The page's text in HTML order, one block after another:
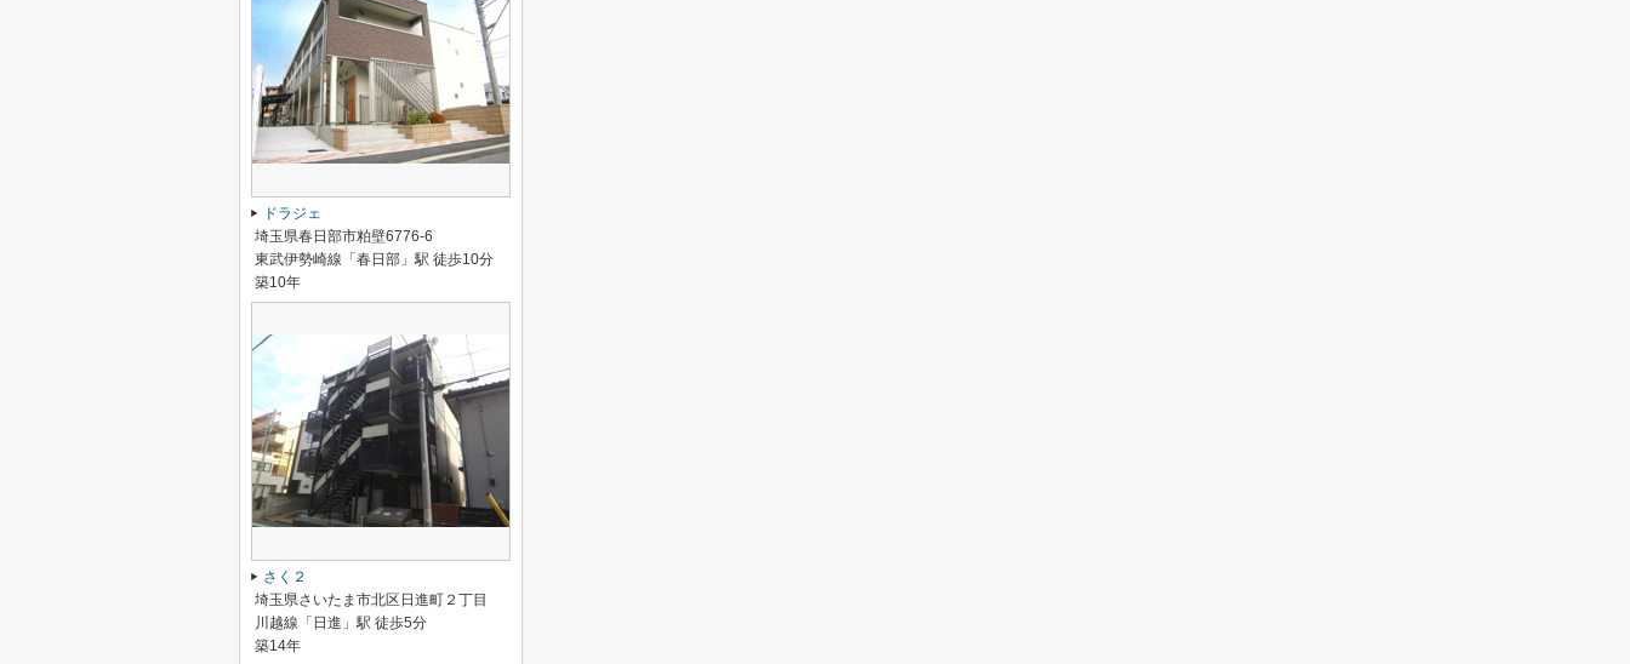
ドラジェ
埼玉県春日部市粕壁6776-6
東武伊勢崎線「春日部」駅 徒歩10分
築10年
さく２
埼玉県さいたま市北区日進町２丁目
川越線「日進」駅 徒歩5分
築14年